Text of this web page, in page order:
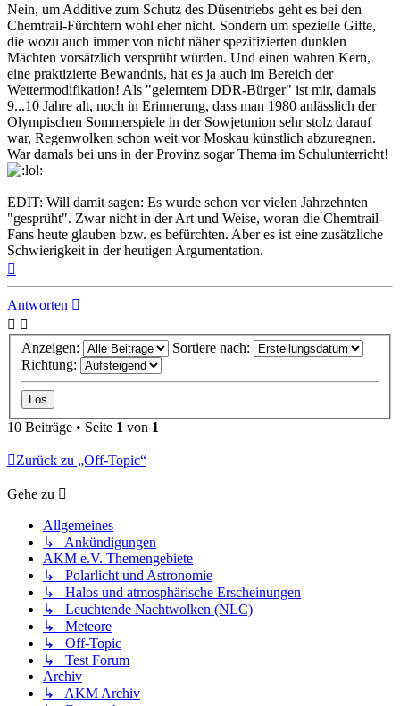
Nein, um Additive zum Schutz des Düsentriebs geht es bei den
Chemtrail-Fürchtern wohl eher nicht. Sondern um spezielle Gifte,
die wozu auch immer von nicht näher spezifizierten dunklen
Mächten vorsätzlich versprüht würden. Und einen wahren Kern,
eine praktizierte Bewandnis, hat es ja auch im Bereich der
Wettermodifikation! Als "gelerntem DDR-Bürger" ist mir, damals
9...10 Jahre alt, noch in Erinnerung, dass man 1980 anlässlich der
Olympischen Sommerspiele in der Sowjetunion sehr stolz darauf
war, Regenwolken schon weit vor Moskau künstlich abzuregnen.
War damals bei uns in der Provinz sogar Thema im Schulunterricht!
EDIT: Will damit sagen: Es wurde schon vor vielen Jahrzehnten
"gesprüht". Zwar nicht in der Art und Weise, woran die Chemtrail-
Fans heute glauben bzw. es befürchten. Aber es ist eine zusätzliche
Schwierigkeit in der heutigen Argumentation.
Antworten
Anzeigen:
Sortiere nach:
Richtung:
10 Beiträge • Seite 1 von 1
Zurück zu „Off-Topic“
Gehe zu
Allgemeines
↳ Ankündigungen
AKM e.V. Themengebiete
↳ Polarlicht und Astronomie
↳ Halos und atmosphärische Erscheinungen
↳ Leuchtende Nachtwolken (NLC)
↳ Meteore
↳ Off-Topic
↳ Test Forum
Archiv
↳ AKM Archiv